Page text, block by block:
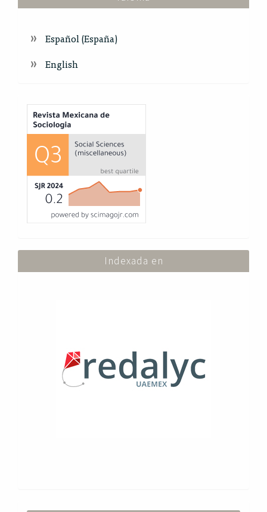
Español (España)
English
Index
Indexada en